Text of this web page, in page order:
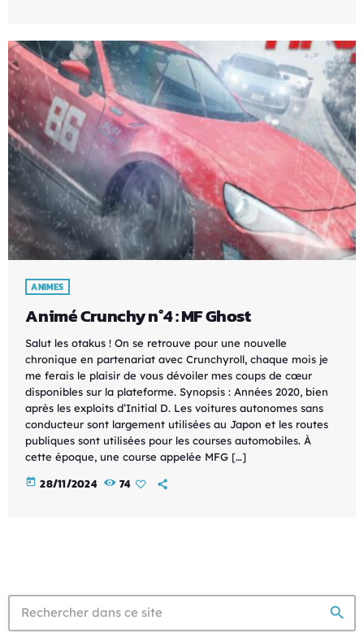
ANIMES
Animé Crunchy n°4 : MF Ghost
Salut les otakus ! On se retrouve pour une nouvelle
chronique en partenariat avec Crunchyroll, chaque mois je
me ferais le plaisir de vous dévoiler mes coups de cœur
disponibles sur la plateforme. Synopsis : Années 2020, bien
après les exploits d’Initial D. Les voitures autonomes sans
conducteur sont largement utilisées au Japon et les routes
publiques sont utilisées pour les courses automobiles. À
cette époque, une course appelée MFG […]
today 28/11/2024 74
search